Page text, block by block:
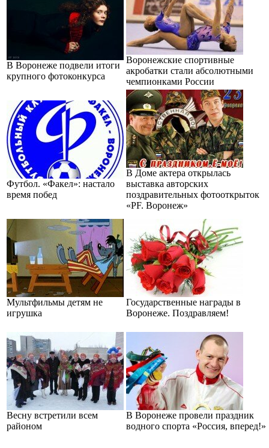
В Воронеже подвели итоги
крупного фотоконкурса
Воронежские спортивные
акробатки стали абсолютными
чемпионками России
Футбол. «Факел»: настало
время побед
В Доме актера открылась
выставка авторских
поздравительных фотооткрыток
«PF. Воронеж»
Мультфильмы детям не
игрушка
Государственные награды в
Воронеже. Поздравляем!
Весну встретили всем
районом
В Воронеже провели праздник
водного спорта «Россия, вперед!»